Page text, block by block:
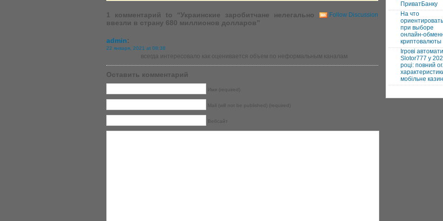
Follow Discussion
1 комментарий to “Украинские заробитчане нелегально
ввезли в страну 680 миллионов долларов”
admin:
22 января, 2021 at 08:38
всегда интересовало как оценивается объем по неформальным каналам
Оставить комментарий
Имя (required)
Mail (will not be published) (required)
Вебсайт
ПриватБанку
На что
при выборе
онлайн-
криптовалюты
Ігрові автомати
Slotor777 у
році: повний
мобільне